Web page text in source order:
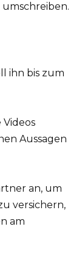
ihn bis zum
Aussagen
an, um
versichern,
am